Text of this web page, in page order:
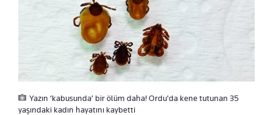
Yazın ‘kabusunda’ bir ölüm daha! Ordu'da kene tutunan 35
yaşındaki kadın hayatını kaybetti